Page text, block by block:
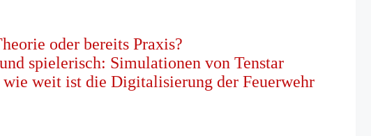
oder bereits Praxis?
spielerisch: Simulationen von Tenstar
weit ist die Digitalisierung der Feuerwehr